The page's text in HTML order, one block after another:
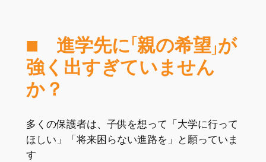
■ 進学先に「親の希望」が
強く出すぎていません
か？
多くの保護者は、子供を想って「大学に行って
ほしい」「将来困らない進路を」と願っていま
す